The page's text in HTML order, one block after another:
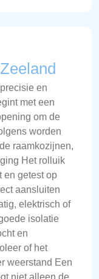
en
met een
om de
worden
raamkozijnen,
Het rolluik
en getest op
aansluiten
elektrisch of
isolatie
en
of het
weerstand Een
niet alleen de